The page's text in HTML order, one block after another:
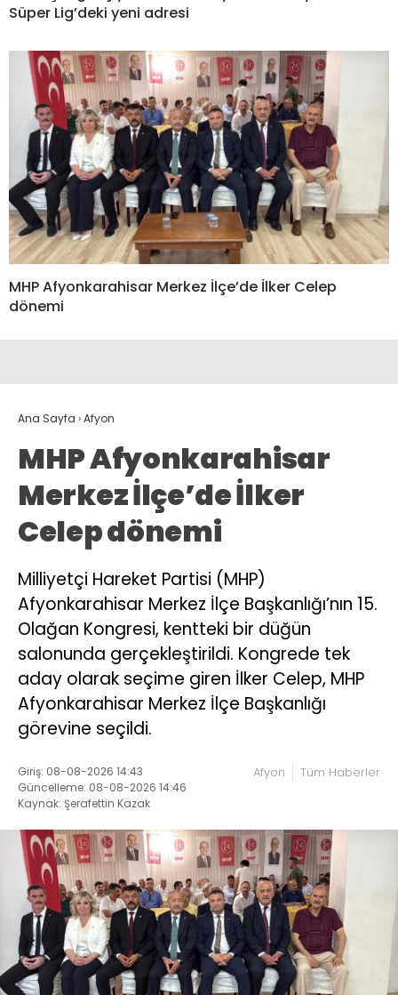
Süper Lig’deki yeni adresi
MHP Afyonkarahisar Merkez İlçe’de İlker Celep
dönemi
Ana Sayfa ›Afyon
MHP Afyonkarahisar
Merkez İlçe’de İlker
Celep dönemi
Milliyetçi Hareket Partisi (MHP)
Afyonkarahisar Merkez İlçe Başkanlığı’nın 15.
Olağan Kongresi, kentteki bir düğün
salonunda gerçekleştirildi. Kongrede tek
aday olarak seçime giren İlker Celep, MHP
Afyonkarahisar Merkez İlçe Başkanlığı
görevine seçildi.
Giriş: 08-08-2026 14:43
Güncelleme: 08-08-2026 14:46
Kaynak: Şerafettin Kazak
Afyon Tüm Haberler